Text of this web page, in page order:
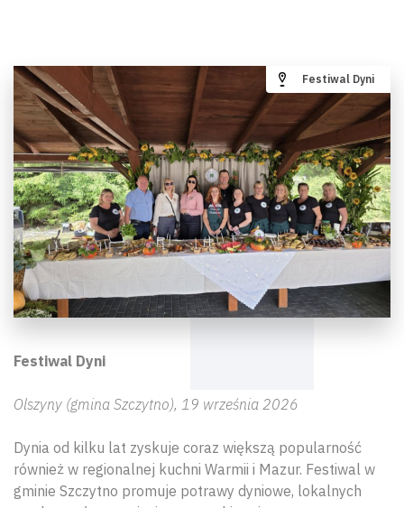
Festiwal Dyni
Festiwal Dyni
Olszyny (gmina Szczytno), 19 września 2026
Dynia od kilku lat zyskuje coraz większą popularność
również w regionalnej kuchni Warmii i Mazur. Festiwal w
gminie Szczytno promuje potrawy dyniowe, lokalnych